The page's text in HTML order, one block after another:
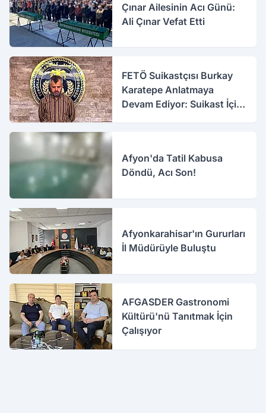
Çınar Ailesinin Acı Günü:
Ali Çınar Vefat Etti
FETÖ Suikastçısı Burkay
Karatepe Anlatmaya
Devam Ediyor: Suikast İçin
Afyon'da Tatil Kabusa
Döndü, Acı Son!
Afyonkarahisar'ın Gururları
İl Müdürüyle Buluştu
AFGASDER Gastronomi
Kültürü'nü Tanıtmak İçin
Çalışıyor